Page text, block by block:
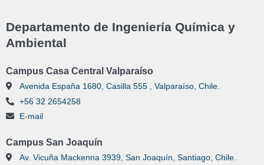
Departamento de Ingeniería Química y
Ambiental
Campus Casa Central Valparaíso
Avenida España 1680, Casilla 555 , Valparaíso, Chile.
+56 32 2654258
E-mail
Campus San Joaquín
Av. Vicuña Mackenna 3939, San Joaquín, Santiago, Chile.